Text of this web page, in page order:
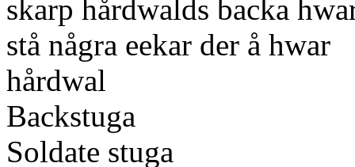
skarp hårdwalds backa
stå några eekar der å hwar
hårdwal
Backstuga
Soldate stuga